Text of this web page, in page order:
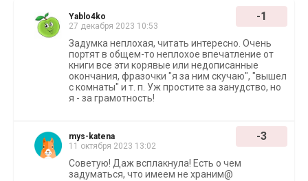
Yablo4ko
27 декабря 2023 10:53
-1
Задумка неплохая, читать интересно. Очень
портят в общем-то неплохое впечатление от
книги все эти корявые или недописанные
окончания, фразочки "я за ним скучаю", "вышел
с комнаты" и т. п. Уж простите за занудство, но
я - за грамотность!
mys-katena
11 октября 2023 13:02
-3
Советую! Даж всплакнула! Есть о чем
задуматься, что имеем не храним@